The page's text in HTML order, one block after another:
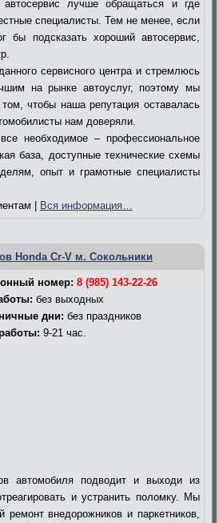
лучше обращаться и где
специалисты. Тем не менее, если
бы подсказать хороший автосервис,
сервисного центра и стремлюсь
на рынке автоуслуг, поэтому мы
чтобы наша репутация оставалась
нам доверяли.
необходимое – профессиональное
база, доступные технические схемы
опыт и грамотные специалисты
| Вся информация…
Honda Cr-V м. Сокольники
номер: 8 (985) 143-22-26
без выходных
дни: без праздников
9-21 час.
автомобиля подводит и выходи из
и устранить поломку. Мы
ремонт внедорожников и паркетников,